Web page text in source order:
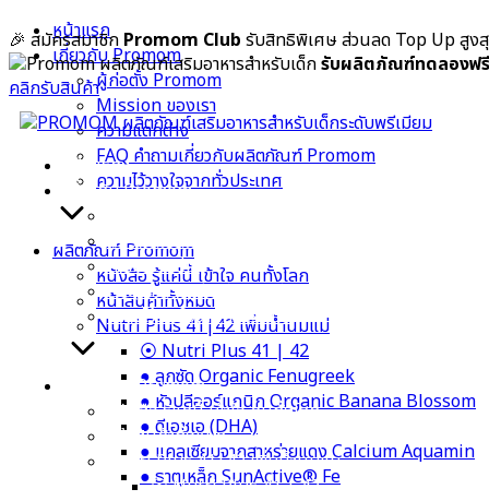
Skip
to
content
🎉 สมัครสมาชิก Promom Club รับสิทธิพิเศษ ส่วนลด Top Up สูง
รับผลิตภัณฑ์ทดลองฟรี
คลิกรับสินค้า
หน้าแรก
เกี่ยวกับ Promom
Mission ของเรา
ความแตกต่าง
FAQ คำถามเกี่ยวกับผลิตภัณฑ์ Promom
ความไว้วางใจจากทั่วประเทศ
ผลิตภัณฑ์ Promom
หนังสือ รู้แค่นี้ เข้าใจ คนทั้งโลก
หน้าสินค้าทั้งหมด
Nutri Plus 41|42 เพิ่มน้ำนมแม่
⦿ Nutri Plus 41 | 42
หน้าแรก
เกี่ยวกับ Promom
ผู้ก่อตั้ง Promom
Mission ของเรา
ความแตกต่าง
FAQ คำถามเกี่ยวกับผลิตภัณฑ์ Promom
ความไว้วางใจจากทั่วประเทศ
ผลิตภัณฑ์ Promom
หนังสือ รู้แค่นี้ เข้าใจ คนทั้งโลก
หน้าสินค้าทั้งหมด
Nutri Plus 41|42 เพิ่มน้ำนมแม่
⦿ Nutri Plus 41 | 42
● ลูกซัด Organic Fenugreek
● หัวปลีออร์แกนิก Organic Banana Blossom
● ดีเอชเอ (DHA)
● แคลเซียมจากสาหร่ายแดง Calcium Aquamin
● ธาตุเหล็ก SunActive® Fe